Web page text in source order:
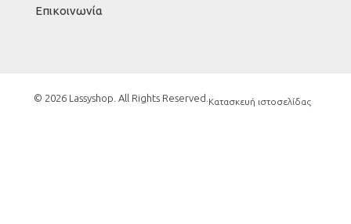
Επικοινωνία
© 2026 Lassyshop. All Rights Reserved. Κατασκευή ιστοσελίδας